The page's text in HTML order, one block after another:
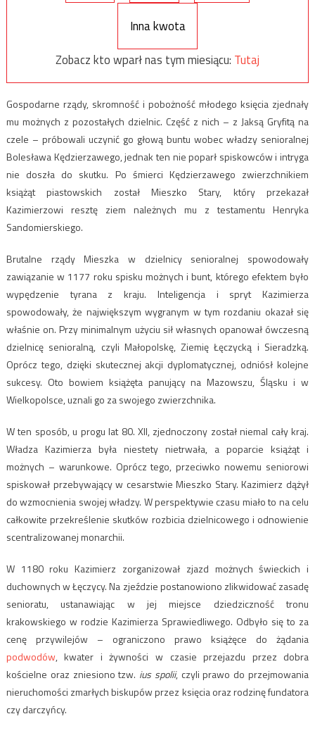
Inna kwota
Zobacz kto wparł nas tym miesiącu: Tutaj
Gospodarne rządy, skromność i pobożność młodego księcia zjednały
mu możnych z pozostałych dzielnic. Część z nich – z Jaksą Gryfitą na
czele – próbowali uczynić go głową buntu wobec władzy senioralnej
Bolesława Kędzierzawego, jednak ten nie poparł spiskowców i intryga
nie doszła do skutku. Po śmierci Kędzierzawego zwierzchnikiem
książąt piastowskich został Mieszko Stary, który przekazał
Kazimierzowi resztę ziem należnych mu z testamentu Henryka
Sandomierskiego.
Brutalne rządy Mieszka w dzielnicy senioralnej spowodowały
zawiązanie w 1177 roku spisku możnych i bunt, którego efektem było
wypędzenie tyrana z kraju. Inteligencja i spryt Kazimierza
spowodowały, że największym wygranym w tym rozdaniu okazał się
właśnie on. Przy minimalnym użyciu sił własnych opanował ówczesną
dzielnicę senioralną, czyli Małopolskę, Ziemię Łęczycką i Sieradzką.
Oprócz tego, dzięki skutecznej akcji dyplomatycznej, odniósł kolejne
sukcesy. Oto bowiem książęta panujący na Mazowszu, Śląsku i w
Wielkopolsce, uznali go za swojego zwierzchnika.
W ten sposób, u progu lat 80. XII, zjednoczony został niemal cały kraj.
Władza Kazimierza była niestety nietrwała, a poparcie książąt i
możnych – warunkowe. Oprócz tego, przeciwko nowemu seniorowi
spiskował przebywający w cesarstwie Mieszko Stary. Kazimierz dążył
do wzmocnienia swojej władzy. W perspektywie czasu miało to na celu
całkowite przekreślenie skutków rozbicia dzielnicowego i odnowienie
scentralizowanej monarchii.
W 1180 roku Kazimierz zorganizował zjazd możnych świeckich i
duchownych w Łęczycy. Na zjeździe postanowiono zlikwidować zasadę
senioratu, ustanawiając w jej miejsce dziedziczność tronu
krakowskiego w rodzie Kazimierza Sprawiedliwego. Odbyło się to za
cenę przywilejów – ograniczono prawo książęce do żądania
podwodów, kwater i żywności w czasie przejazdu przez dobra
kościelne oraz zniesiono tzw. ius spolii, czyli prawo do przejmowania
nieruchomości zmarłych biskupów przez księcia oraz rodzinę fundatora
czy darczyńcy.